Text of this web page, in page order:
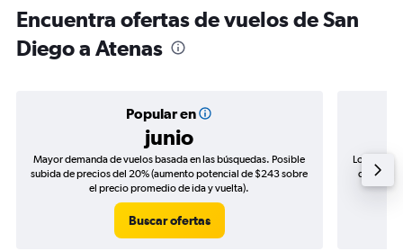
Encuentra ofertas de vuelos de San
Diego a Atenas
Popular en
junio
Mayor demanda de vuelos basada en las búsquedas. Posible
subida de precios del 20% (aumento potencial de $243 sobre
el precio promedio de ida y vuelta).
Buscar ofertas
Los
de